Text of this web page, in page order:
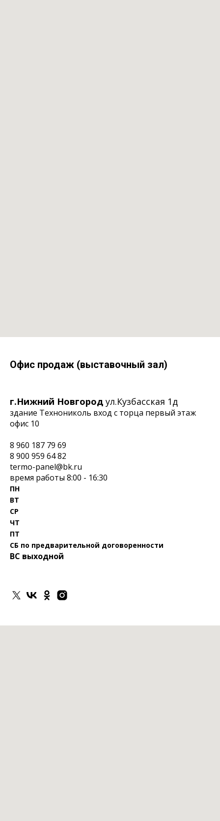
Офис продаж (выставочный зал)
г.Нижний Новгород ул.Кузбасская 1д
здание Технониколь вход с торца первый этаж
офис 10
8 960 187 79 69
‎8 900 959 64 82
termo-panel@bk.ru
время работы 8:00 - 16:30
ПН
ВТ
СР
ЧТ
ПТ
СБ по предварительной договоренности
ВС выходной